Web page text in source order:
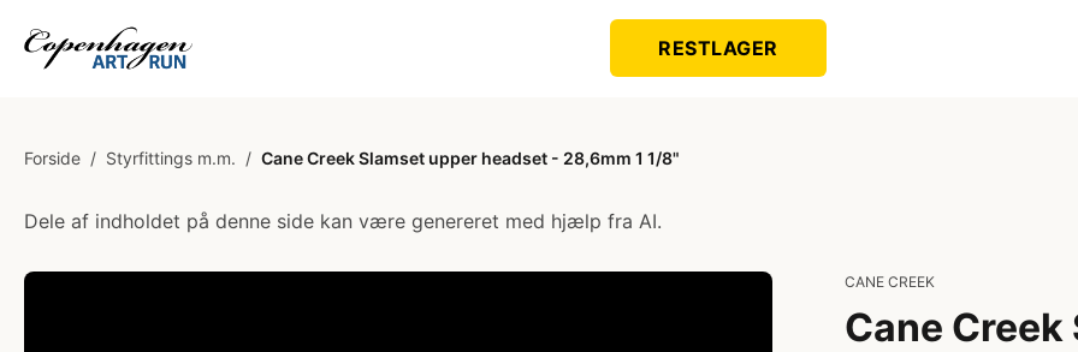
RESTLAGER
Forside / Styrfittings m.m. / Cane Creek Slamset upper headset - 28,6mm 1 1/8"
Dele af indholdet på denne side kan være genereret med hjælp fra AI.
CANE CREEK
Cane